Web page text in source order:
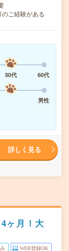
のご経験がある
50代
60代
男性
詳しく見る
ヶ月！大
WEB登録OK